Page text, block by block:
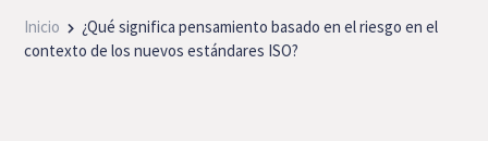
Inicio
¿Qué significa pensamiento basado en el riesgo en el
contexto de los nuevos estándares ISO?